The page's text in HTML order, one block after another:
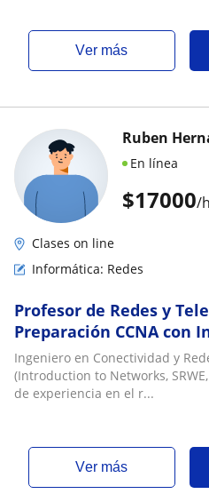
ver más
$17000/h
Ruben
En línea
Clases on line
Informática: Redes
Profesor de Redes y
Preparación CCNA con
Ingeniero en Conectividad y
(Introduction to Networks,
de experiencia en el r...
ver más